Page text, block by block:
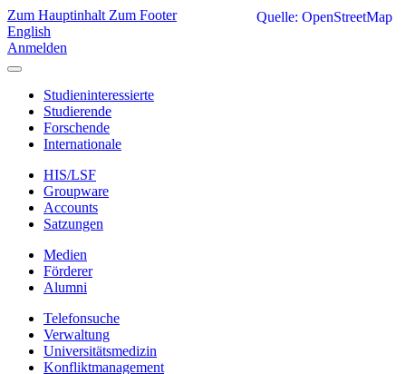
Zum Hauptinhalt Zum Footer
English
Anmelden
Studieninteressierte
Studierende
Forschende
Internationale
HIS/LSF
Groupware
Accounts
Satzungen
Medien
Förderer
Alumni
Telefonsuche
Verwaltung
Universitätsmedizin
Konfliktmanagement
Quelle: OpenStreetMap